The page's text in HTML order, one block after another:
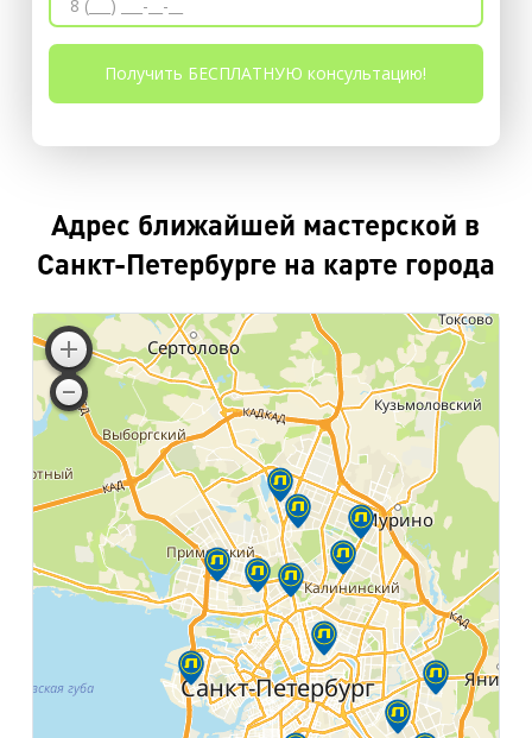
Адрес ближайшей мастерской в
Санкт-Петербурге на карте города